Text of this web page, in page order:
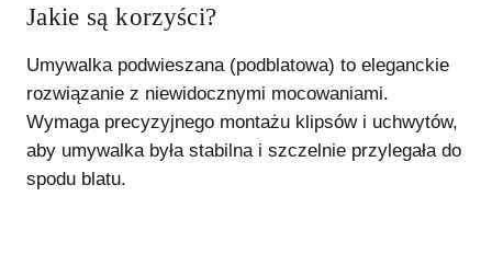
Jakie są korzyści?
Umywalka podwieszana (podblatowa) to eleganckie
rozwiązanie z niewidocznymi mocowaniami.
Wymaga precyzyjnego montażu klipsów i uchwytów,
aby umywalka była stabilna i szczelnie przylegała do
spodu blatu.